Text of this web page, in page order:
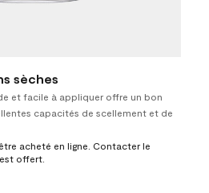
sèches
et facile à appliquer offre un bon
capacités de scellement et de
acheté en ligne. Contacter le
offert.